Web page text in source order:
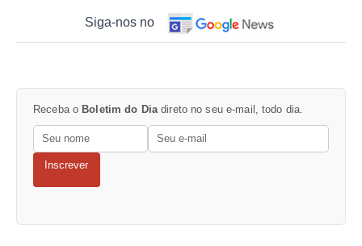
Siga-nos no
Receba o Boletim do Diadireto no seu e-mail, todo dia.
Inscrever